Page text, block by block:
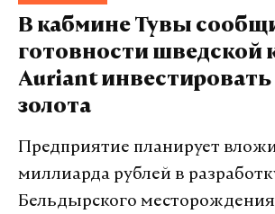
В кабмине Тувы
готовности шведской
Auriant
золота
Предприятие планирует
миллиарда рублей в
Бельдырского месторождения